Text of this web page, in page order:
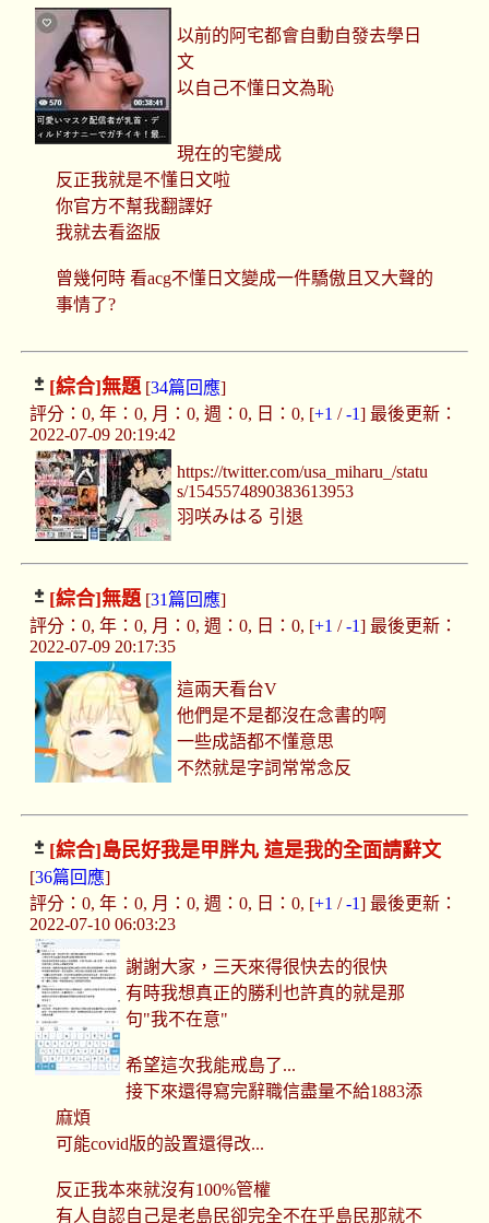
以前的阿宅都會自動自發去學日
文
以自己不懂日文為恥
現在的宅變成
反正我就是不懂日文啦
你官方不幫我翻譯好
我就去看盜版
曾幾何時 看acg不懂日文變成一件驕傲且又大聲的
事情了?
[綜合]無題[34篇回應]
評分：0, 年：0, 月：0, 週：0, 日：0, [+1 /-1] 最後更新：
2022-07-09 20:19:42
https://twitter.com/usa_miharu_/statu
s/1545574890383613953
羽咲みはる 引退
[綜合]無題[31篇回應]
評分：0, 年：0, 月：0, 週：0, 日：0, [+1 /-1] 最後更新：
2022-07-09 20:17:35
這兩天看台V
他們是不是都沒在念書的啊
一些成語都不懂意思
不然就是字詞常常念反
[綜合]島民好我是甲胖丸 這是我的全面請辭文
[36篇回應]
評分：0, 年：0, 月：0, 週：0, 日：0, [+1 /-1] 最後更新：
2022-07-10 06:03:23
謝謝大家，三天來得很快去的很快
有時我想真正的勝利也許真的就是那
句"我不在意"
希望這次我能戒島了...
接下來還得寫完辭職信盡量不給1883添
麻煩
可能covid版的設置還得改...
反正我本來就沒有100%管權
有人自認自己是老島民卻完全不在乎島民那就不